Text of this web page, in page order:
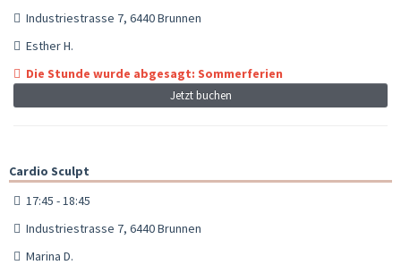
Industriestrasse 7, 6440 Brunnen
Esther H.
Die Stunde wurde abgesagt: Sommerferien
Jetzt buchen
Cardio Sculpt
17:45 - 18:45
Industriestrasse 7, 6440 Brunnen
Marina D.